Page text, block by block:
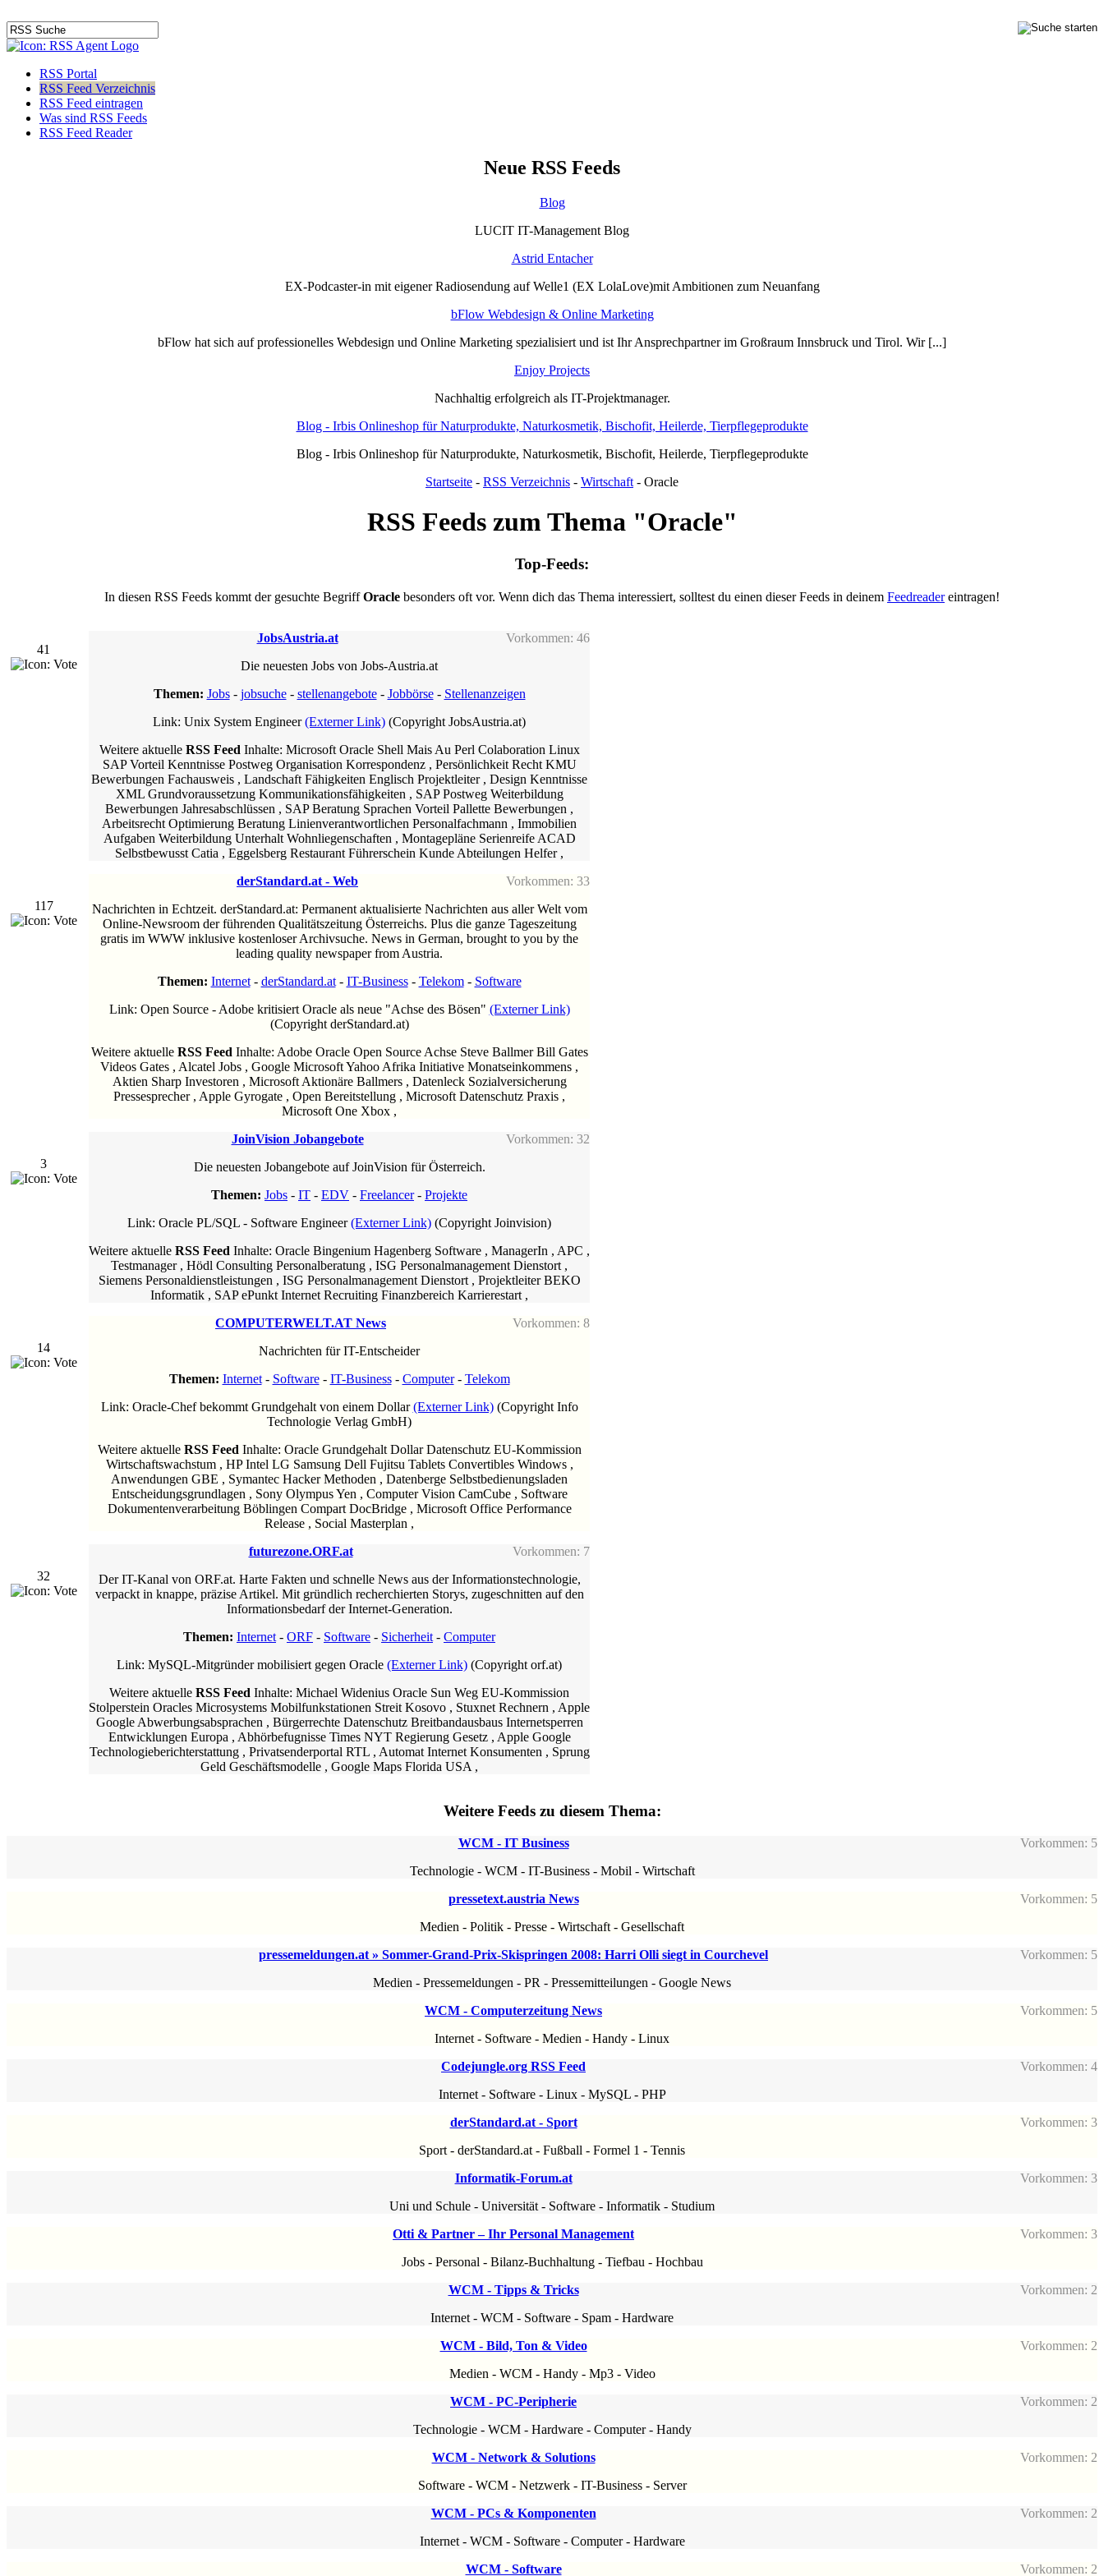
RSS Portal
RSS Feed Verzeichnis
RSS Feed eintragen
Was sind RSS Feeds
RSS Feed Reader
Neue RSS Feeds
Blog
LUCIT IT-Management Blog
Astrid Entacher
EX-Podcaster-in mit eigener Radiosendung auf Welle1 (EX LolaLove)mit Ambitionen zum Neuanfang
bFlow Webdesign & Online Marketing
bFlow hat sich auf professionelles Webdesign und Online Marketing spezialisiert und ist Ihr Ansprechpartner im Großraum Innsbruck und Tirol. Wir [...]
Enjoy Projects
Nachhaltig erfolgreich als IT-Projektmanager.
Blog - Irbis Onlineshop für Naturprodukte, Naturkosmetik, Bischofit, Heilerde, Tierpflegeprodukte
Blog - Irbis Onlineshop für Naturprodukte, Naturkosmetik, Bischofit, Heilerde, Tierpflegeprodukte
Startseite - RSS Verzeichnis - Wirtschaft - Oracle
RSS Feeds zum Thema "Oracle"
Top-Feeds:
In diesen RSS Feeds kommt der gesuchte BegriffOracle besonders oft vor. Wenn dich das Thema interessiert, solltest du einen dieser Feeds in deinem Feedreadereintragen!
41
Vorkommen: 46
JobsAustria.at
Die neuesten Jobs von Jobs-Austria.at
Themen: Jobs- jobsuche- stellenangebote- Jobbörse- Stellenanzeigen
Link: Unix System Engineer(Externer Link) (Copyright JobsAustria.at)
Weitere aktuelle RSS Feed Inhalte: Microsoft Oracle Shell Mais Au Perl Colaboration Linux
SAP Vorteil Kenntnisse Postweg Organisation Korrespondenz , Persönlichkeit Recht KMU
Bewerbungen Fachausweis , Landschaft Fähigkeiten Englisch Projektleiter , Design Kenntnisse
XML Grundvoraussetzung Kommunikationsfähigkeiten , SAP Postweg Weiterbildung
Bewerbungen Jahresabschlüssen , SAP Beratung Sprachen Vorteil Pallette Bewerbungen ,
Arbeitsrecht Optimierung Beratung Linienverantwortlichen Personalfachmann , Immobilien
Aufgaben Weiterbildung Unterhalt Wohnliegenschaften , Montagepläne Serienreife ACAD
Selbstbewusst Catia , Eggelsberg Restaurant Führerschein Kunde Abteilungen Helfer ,
117
Vorkommen: 33
derStandard.at - Web
Nachrichten in Echtzeit. derStandard.at: Permanent aktualisierte Nachrichten aus aller Welt vom
Online-Newsroom der führenden Qualitätszeitung Österreichs. Plus die ganze Tageszeitung
gratis im WWW inklusive kostenloser Archivsuche. News in German, brought to you by the
leading quality newspaper from Austria.
Themen: Internet- derStandard.at- IT-Business- Telekom- Software
Link: Open Source - Adobe kritisiert Oracle als neue "Achse des Bösen" (Externer Link)
(Copyright derStandard.at)
Weitere aktuelle RSS Feed Inhalte: Adobe Oracle Open Source Achse Steve Ballmer Bill Gates
Videos Gates , Alcatel Jobs , Google Microsoft Yahoo Afrika Initiative Monatseinkommens ,
Aktien Sharp Investoren , Microsoft Aktionäre Ballmers , Datenleck Sozialversicherung
Pressesprecher , Apple Gyrogate , Open Bereitstellung , Microsoft Datenschutz Praxis ,
Microsoft One Xbox ,
3
Vorkommen: 32
JoinVision Jobangebote
Die neuesten Jobangebote auf JoinVision für Österreich.
Themen: Jobs - IT - EDV - Freelancer- Projekte
Link: Oracle PL/SQL - Software Engineer(Externer Link) (Copyright Joinvision)
Weitere aktuelle RSS Feed Inhalte: Oracle Bingenium Hagenberg Software , ManagerIn , APC ,
Testmanager , Hödl Consulting Personalberatung , ISG Personalmanagement Dienstort ,
Siemens Personaldienstleistungen , ISG Personalmanagement Dienstort , Projektleiter BEKO
Informatik , SAP ePunkt Internet Recruiting Finanzbereich Karrierestart ,
14
Vorkommen: 8
COMPUTERWELT.AT News
Nachrichten für IT-Entscheider
Themen: Internet- Software- IT-Business- Computer- Telekom
Link: Oracle-Chef bekommt Grundgehalt von einem Dollar(Externer Link)(Copyright Info
Technologie Verlag GmbH)
Weitere aktuelle RSS Feed Inhalte: Oracle Grundgehalt Dollar Datenschutz EU-Kommission
Wirtschaftswachstum , HP Intel LG Samsung Dell Fujitsu Tablets Convertibles Windows ,
Anwendungen GBE , Symantec Hacker Methoden , Datenberge Selbstbedienungsladen
Entscheidungsgrundlagen , Sony Olympus Yen , Computer Vision CamCube , Software
Dokumentenverarbeitung Böblingen Compart DocBridge , Microsoft Office Performance
Release , Social Masterplan ,
32
Vorkommen: 7
futurezone.ORF.at
Der IT-Kanal von ORF.at. Harte Fakten und schnelle News aus der Informationstechnologie,
verpackt in knappe, präzise Artikel. Mit gründlich recherchierten Storys, zugeschnitten auf den
Informationsbedarf der Internet-Generation.
Themen: Internet - ORF - Software - Sicherheit - Computer
Link: MySQL-Mitgründer mobilisiert gegen Oracle (Externer Link) (Copyright orf.at)
Weitere aktuelle RSS Feed Inhalte: Michael Widenius Oracle Sun Weg EU-Kommission
Stolperstein Oracles Microsystems Mobilfunkstationen Streit Kosovo , Stuxnet Rechnern , Apple
Google Abwerbungsabsprachen , Bürgerrechte Datenschutz Breitbandausbaus Internetsperren
Entwicklungen Europa , Abhörbefugnisse Times NYT Regierung Gesetz , Apple Google
Technologieberichterstattung , Privatsenderportal RTL , Automat Internet Konsumenten , Sprung
Geld Geschäftsmodelle , Google Maps Florida USA ,
Weitere Feeds zu diesem Thema:
Vorkommen: 5
WCM - IT Business
Technologie- WCM- IT-Business- Mobil - Wirtschaft
Vorkommen: 5
pressetext.austria News
Medien - Politik - Presse - Wirtschaft - Gesellschaft
Vorkommen: 5
pressemeldungen.at » Sommer-Grand-Prix-Skispringen 2008: Harri Olli siegt in Courchevel
Medien - Pressemeldungen - PR - Pressemitteilungen - Google News
Vorkommen: 5
WCM - Computerzeitung News
Internet - Software - Medien - Handy - Linux
Vorkommen: 4
Codejungle.org RSS Feed
Internet- Software- Linux- MySQL- PHP
Vorkommen: 3
derStandard.at - Sport
Sport - derStandard.at - Fußball - Formel 1 - Tennis
Vorkommen: 3
Informatik-Forum.at
Uni und Schule - Universität - Software - Informatik - Studium
Vorkommen: 3
Otti & Partner – Ihr Personal Management
Jobs- Personal - Bilanz-Buchhaltung- Tiefbau - Hochbau
Vorkommen: 2
WCM - Tipps & Tricks
Internet - WCM - Software - Spam - Hardware
Vorkommen: 2
WCM - Bild, Ton & Video
Medien - WCM- Handy- Mp3- Video
Vorkommen: 2
WCM - PC-Peripherie
Technologie- WCM- Hardware- Computer- Handy
Vorkommen: 2
WCM - Network & Solutions
Software- WCM- Netzwerk- IT-Business- Server
Vorkommen: 2
WCM - PCs & Komponenten
Internet- WCM- Software- Computer- Hardware
Vorkommen: 2
WCM - Software